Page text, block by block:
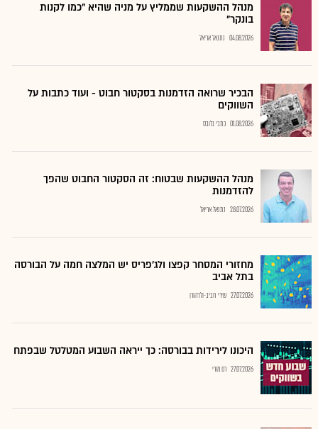
מנהל ההשקעות שממליץ על מניה שהיא "כמו לקנות
בונקר"
04.08.2026 נתנאל אריאל
הבכיר שרואה הזדמנות בסקטור חבוט - ועוד כתבות על
השווקים
01.08.2026 כתבי גלובס
מנהל ההשקעות שבטוח: זה הסקטור החבוט שהפך
להזדמנות
28.07.2026 נתנאל אריאל
מחזורי המסחר קפצו ולג'פריס יש המלצה חמה על הבורסה
בתל אביב
27.07.2026 שירי חביב-ולדהורן
היכונו לירידות בבורסה: כך ייראה השבוע המטלטל שבפתח
27.07.2026 רם מורי